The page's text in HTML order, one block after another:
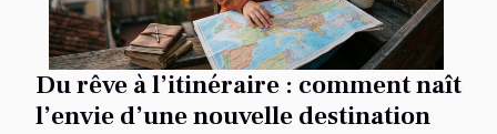
Du rêve à l’itinéraire : comment naît
l’envie d’une nouvelle destination